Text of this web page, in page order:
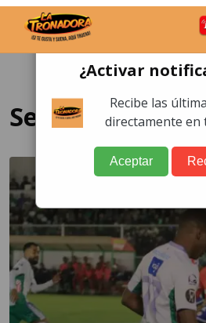
Semifinal de ida
¿Activar
Recibe las
directamente en
Aceptar